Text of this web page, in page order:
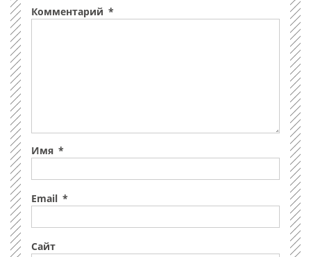
Комментарий *
Имя *
Email *
Сайт